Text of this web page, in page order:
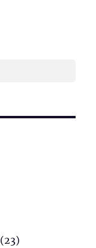
(23)